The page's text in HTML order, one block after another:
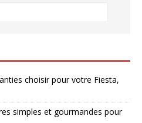
choisir pour votre Fiesta,
simples et gourmandes pour